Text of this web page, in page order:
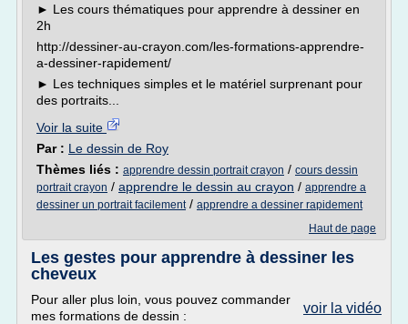
► Les cours thématiques pour apprendre à dessiner en
2h
http://dessiner-au-crayon.com/les-formations-apprendre-
a-dessiner-rapidement/
► Les techniques simples et le matériel surprenant pour
des portraits...
Voir la suite
Par : Le dessin de Roy
Thèmes liés : apprendre dessin portrait crayon / cours dessin
portrait crayon / apprendre le dessin au crayon / apprendre a
dessiner un portrait facilement/ apprendre a dessiner rapidement
Haut de page
Les gestes pour apprendre à dessiner les
cheveux
voir la vidéo
Pour aller plus loin, vous pouvez commander
mes formations de dessin :